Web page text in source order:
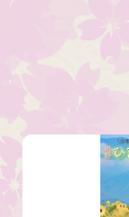
お
【6